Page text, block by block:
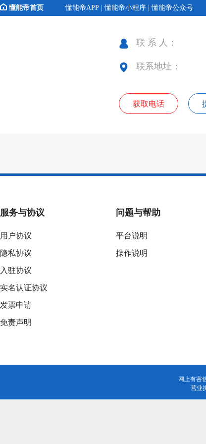
懂能帝首页 懂能帝APP | 懂能帝小程序 | 懂能帝公众号
联 系 人：
联系地址：
获取电话
服务与协议
用户协议
隐私协议
入驻协议
实名认证协议
发票申请
免责声明
问题与帮助
平台说明
操作说明
网上有害
营业